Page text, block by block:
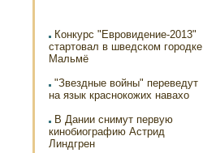
Конкурс "Евровидение-2013"
стартовал в шведском городке
Мальмё
"Звездные войны" переведут
на язык краснокожих навахо
В Дании снимут первую
кинобиографию Астрид
Линдгрен